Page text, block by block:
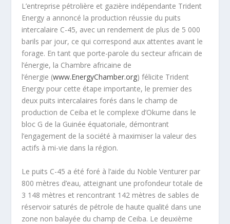
L’entreprise pétrolière et gazière indépendante Trident
Energy a annoncé la production réussie du puits
intercalaire C-45, avec un rendement de plus de 5 000
barils par jour, ce qui correspond aux attentes avant le
forage. En tant que porte-parole du secteur africain de
l’énergie, la Chambre africaine de
l’énergie (www.EnergyChamber.org) félicite Trident
Energy pour cette étape importante, le premier des
deux puits intercalaires forés dans le champ de
production de Ceiba et le complexe d’Okume dans le
bloc G de la Guinée équatoriale, démontrant
l’engagement de la société à maximiser la valeur des
actifs à mi-vie dans la région.
Le puits C-45 a été foré à l’aide du Noble Venturer par
800 mètres d’eau, atteignant une profondeur totale de
3 148 mètres et rencontrant 142 mètres de sables de
réservoir saturés de pétrole de haute qualité dans une
zone non balayée du champ de Ceiba. Le deuxième